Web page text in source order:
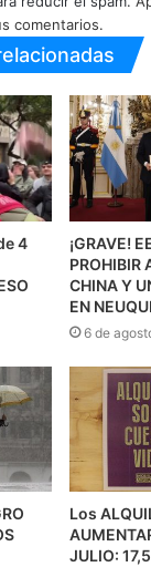
comentarios.
4
¡GRAVE!
PROHIBIR
CHINA Y
EN
6 de
Los
JULIO: